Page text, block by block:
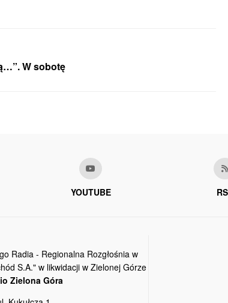
W sobotę
YOUTUBE
Radia - Regionalna Rozgłośnia w
S.A." w likwidacji w Zielonej Górze
Zielona Góra